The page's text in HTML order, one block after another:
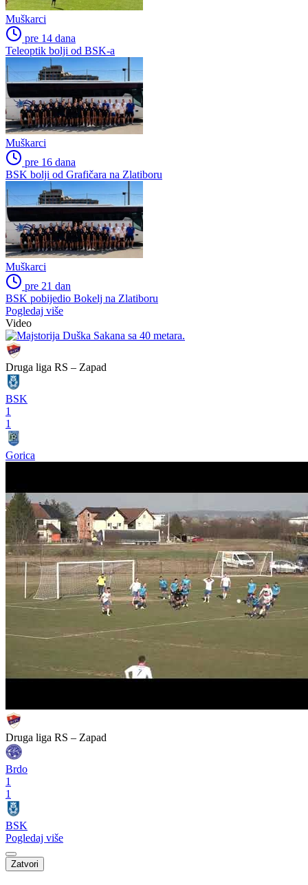
Muškarci
pre 14 dana
Teleoptik bolji od BSK-a
Muškarci
pre 16 dana
BSK bolji od Grafičara na Zlatiboru
Muškarci
pre 21 dan
BSK pobijedio Bokelj na Zlatiboru
Pogledaj više
Video
Druga liga RS – Zapad
BSK
1
1
Gorica
Druga liga RS – Zapad
Brdo
1
1
BSK
Pogledaj više
Zatvori